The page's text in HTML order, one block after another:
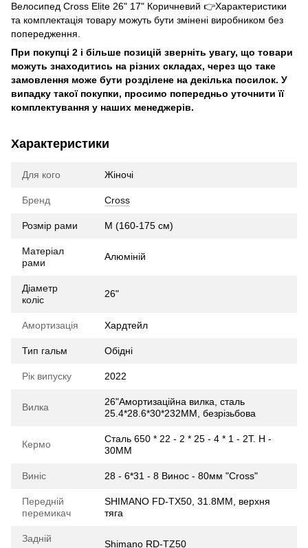
Велосипед Cross Elite 26" 17" Коричневий 👉Характеристики
та комплектація товару можуть бути змінені виробником без
попередження.
При покупці 2 і більше позицій зверніть увагу, що товари
можуть знаходитись на різних складах, через що таке
замовлення може бути розділене на декілька посилок. У
випадку такої покупки, просимо попередньо уточнити її
комплектування у наших менеджерів.
Характеристики
Для кого Жіночі
Бренд Cross
Розмір рами M (160-175 см)
Матеріал
рами
Алюміній
Діаметр
коліс
26"
Амортизація Хардтейл
Тип гальм Обідні
Рік випуску 2022
Вилка
26"Амортизаційна вилка, сталь
25.4*28.6*30*232MM, безрізьбова
Кермо
Сталь 650 * 22 - 2 * 25 - 4 * 1 - 2T. H -
30MM
Виніс 28 - 6*31 - 8 Винос - 80мм "Cross"
Передній
перемикач
SHIMANO FD-TX50, 31.8MM, верхня
тяга
Задній
Shimano RD-TZ50